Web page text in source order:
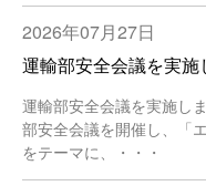
2026年07月27日
運輸部安全会議を実施
運輸部安全会議を実施し
部安全会議を開催し、「
をテーマに、・・・